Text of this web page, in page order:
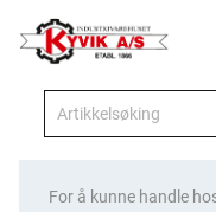
For å kunne handle